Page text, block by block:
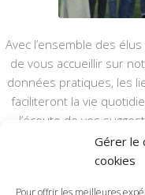
Gérer le
cookies
Pour offrir les meilleures
Avec l’ensemble des
de vous accueillir sur
données pratiques, les
faciliteront la vie
l’écoute de vos
Ce type de
annuel, nous le ferons